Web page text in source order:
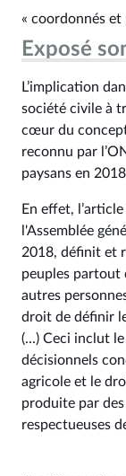
« coordonnés et
Exposé
L’implication
société civile à
cœur du
reconnu par
paysans en
En effet,
l'Assemblée
2018, définit et
peuples partout
autres
droit de définir
(...) Ceci inclut
décisionnels
agricole et le
produite par
respectueuses